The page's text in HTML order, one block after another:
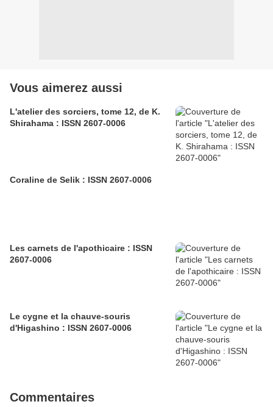
Vous aimerez aussi
L'atelier des sorciers, tome 12, de K.
Shirahama : ISSN 2607-0006
Coraline de Selik : ISSN 2607-0006
Les carnets de l'apothicaire : ISSN
2607-0006
Le cygne et la chauve-souris
d'Higashino : ISSN 2607-0006
Commentaires